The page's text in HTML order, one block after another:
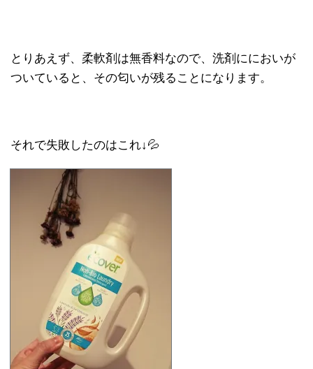
とりあえず、柔軟剤は無香料なので、洗剤ににおいが
ついていると、その匂いが残ることになります。
それで失敗したのはこれ↓💦